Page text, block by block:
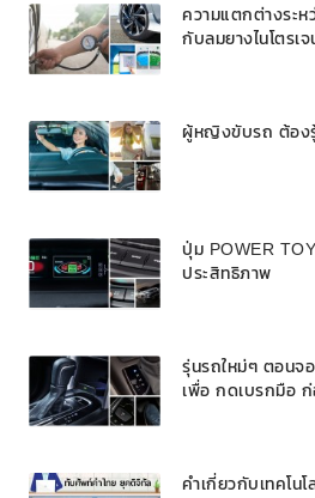
ความแตกต่างระห
กับลมยางไนโตรเจ
ผู้หญิงขับรถ ต้องรู้
ปุ่ม POWER
ประสิทธิภาพ
รุ่นรถใหม่ๆ ตอนจ
เพื่อ กดเบรกมือ ก่
คำเกี่ยวกับเทคโน